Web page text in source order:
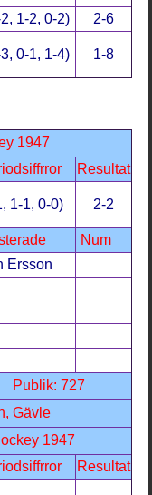
1-2, 0-2) 2-6
0-1, 1-4) 1-8
1947
Resultat
1-1, 0-0) 2-2
Num
Ersson
Publik: 727
Gävle
1947
Resultat